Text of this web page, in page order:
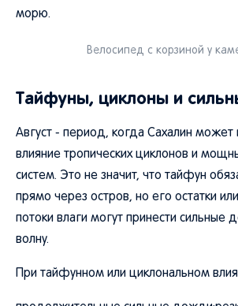
морю.
Велосипед с корзиной у
Тайфуны, циклоны и
Август - период, когда Сахалин может
влияние тропических циклонов и
систем. Это не значит, что тайфун
прямо через остров, но его остатки
потоки влаги могут принести сильные
волну.
При тайфунном или циклональном